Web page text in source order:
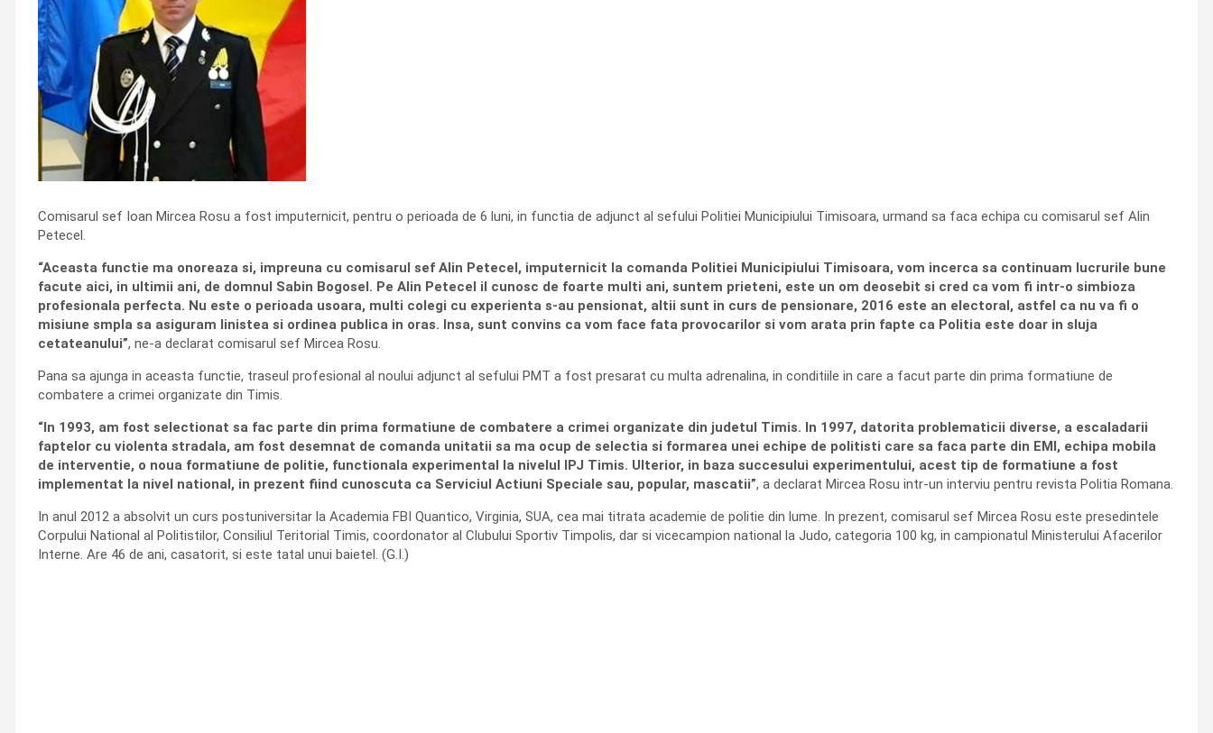
Comisarul sef Ioan Mircea Rosu a fost imputernicit, pentru o perioada de 6 luni, in functia de adjunct al sefului Politiei Municipiului Timisoara, urmand sa faca echipa cu comisarul sef Alin
Petecel.
“Aceasta functie ma onoreaza si, impreuna cu comisarul sef Alin Petecel, imputernicit la comanda Politiei Municipiului Timisoara, vom incerca sa continuam lucrurile bune
facute aici, in ultimii ani, de domnul Sabin Bogosel. Pe Alin Petecel il cunosc de foarte multi ani, suntem prieteni, este un om deosebit si cred ca vom fi intr-o simbioza
profesionala perfecta. Nu este o perioada usoara, multi colegi cu experienta s-au pensionat, altii sunt in curs de pensionare, 2016 este an electoral, astfel ca nu va fi o
misiune smpla sa asiguram linistea si ordinea publica in oras. Insa, sunt convins ca vom face fata provocarilor si vom arata prin fapte ca Politia este doar in sluja
cetateanului”, ne-a declarat comisarul sef Mircea Rosu.
Pana sa ajunga in aceasta functie, traseul profesional al noului adjunct al sefului PMT a fost presarat cu multa adrenalina, in conditiile in care a facut parte din prima formatiune de
combatere a crimei organizate din Timis.
“In 1993, am fost selectionat sa fac parte din prima formatiune de combatere a crimei organizate din judetul Timis. In 1997, datorita problematicii diverse, a escaladarii
faptelor cu violenta stradala, am fost desemnat de comanda unitatii sa ma ocup de selectia si formarea unei echipe de politisti care sa faca parte din EMI, echipa mobila
de interventie, o noua formatiune de politie, functionala experimental la nivelul IPJ Timis. Ulterior, in baza succesului experimentului, acest tip de formatiune a fost
implementat la nivel national, in prezent fiind cunoscuta ca Serviciul Actiuni Speciale sau, popular, mascatii”, a declarat Mircea Rosu intr-un interviu pentru revista Politia Romana.
In anul 2012 a absolvit un curs postuniversitar la Academia FBI Quantico, Virginia, SUA, cea mai titrata academie de politie din lume. In prezent, comisarul sef Mircea Rosu este presedintele
Corpului National al Politistilor, Consiliul Teritorial Timis, coordonator al Clubului Sportiv Timpolis, dar si vicecampion national la Judo, categoria 100 kg, in campionatul Ministerului Afacerilor
Interne. Are 46 de ani, casatorit, si este tatal unui baietel. (G.I.)